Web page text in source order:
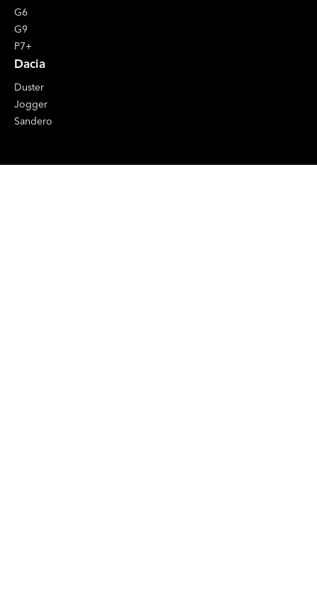
G6
G9
P7+
Dacia
Duster
Jogger
Sandero